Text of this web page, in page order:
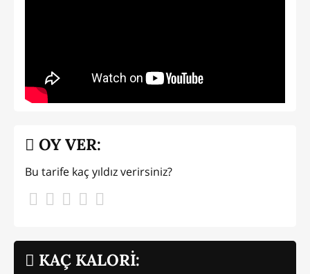
KAÇ KALORİ:
OY VER:
Bu tarife kaç yıldız verirsiniz?